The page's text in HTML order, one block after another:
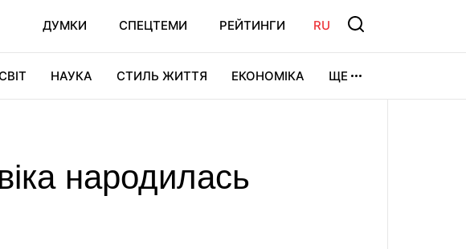
ДУМКИ СПЕЦТЕМИ РЕЙТИНГИ RU
НАУКА СТИЛЬ ЖИТТЯ ЕКОНОМІКА ЩЕ
народилась